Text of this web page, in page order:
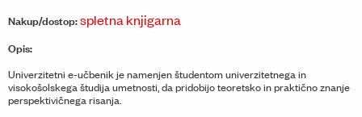
Nakup/dostop:spletna knjigarna
Opis:
Univerzitetni e-učbenik je namenjen študentom univerzitetnega in
visokošolskega študija umetnosti, da pridobijo teoretsko in praktično znanje
perspektivičnega risanja.